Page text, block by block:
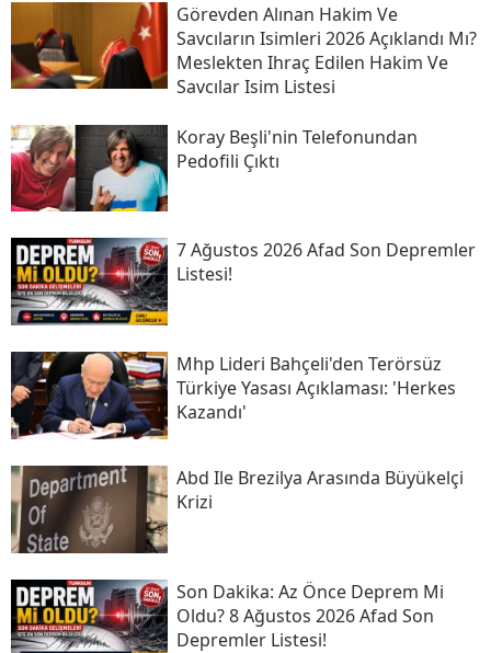
Görevden Alınan Hakim Ve
Savcıların Isimleri 2026 Açıklandı Mı?
Meslekten Ihraç Edilen Hakim Ve
Savcılar Isim Listesi
Koray Beşli'nin Telefonundan
Pedofili Çıktı
7 Ağustos 2026 Afad Son Depremler
Listesi!
Mhp Lideri Bahçeli'den Terörsüz
Türkiye Yasası Açıklaması: 'herkes
Kazandı'
Abd Ile Brezilya Arasında Büyükelçi
Krizi
Son Daki̇ka: Az Önce Deprem Mi
Oldu? 8 Ağustos 2026 Afad Son
Depremler Listesi!